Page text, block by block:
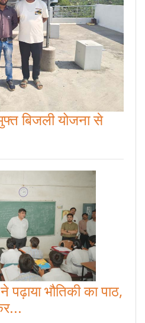
बिजली योजना से
भौतिकी का पाठ,